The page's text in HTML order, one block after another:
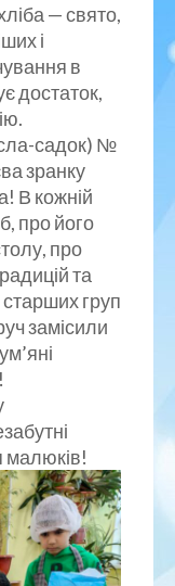
— свято,
і
в
достаток,
садок) №
зранку
В кожній
про його
про
та
груп
замісили
малюків!